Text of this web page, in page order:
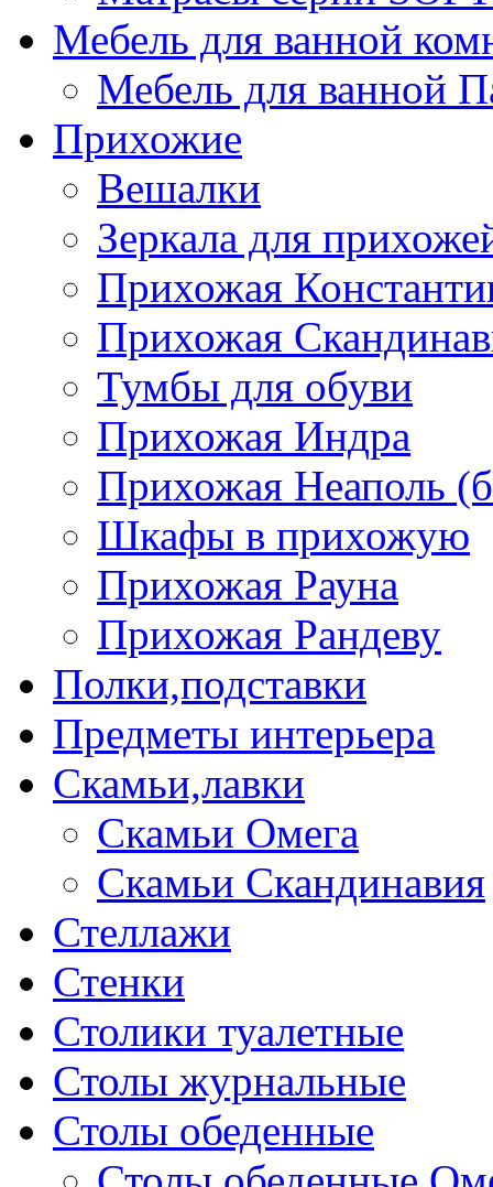
Мебель для ванной
Мебель для ванной
Прихожие
Вешалки
Зеркала для
Прихожая
Прихожая
Тумбы для обуви
Прихожая Индра
Прихожая Неаполь
Шкафы в прихожую
Прихожая Рауна
Прихожая Рандеву
Полки,подставки
Предметы интерьера
Скамьи,лавки
Скамьи Омега
Скамьи Скандинавия
Стеллажи
Стенки
Столики туалетные
Столы журнальные
Столы обеденные